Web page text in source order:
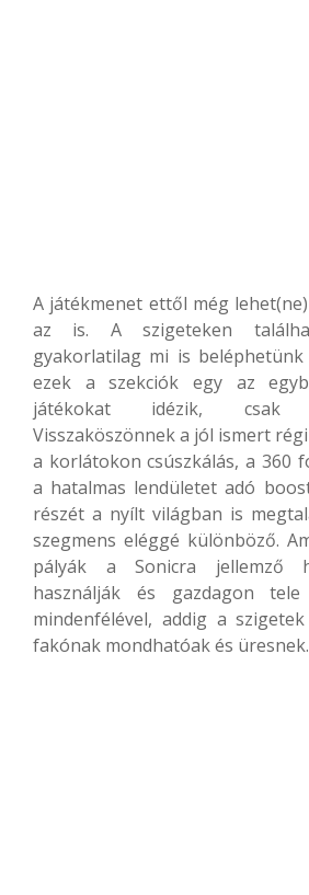
A játékmenet ettől még
az is. A szigeteken
gyakorlatilag mi is
ezek a szekciók egy az
játékokat idézik, csak
Visszaköszönnek a jól ismert
a korlátokon csúszkálás, a 360
a hatalmas lendületet adó
részét a nyílt világban is
szegmens eléggé különböző.
pályák a Sonicra jellemző
használják és gazdagon
mindenfélével, addig a
fakónak mondhatóak és üresnek.